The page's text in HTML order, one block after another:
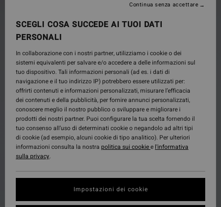
SCEGLI COSA SUCCEDE AI TUOI DATI
PERSONALI
In collaborazione con i nostri partner, utilizziamo i cookie o dei
sistemi equivalenti per salvare e/o accedere a delle informazioni sul
tuo dispositivo. Tali informazioni personali (ad es. i dati di
navigazione e il tuo indirizzo IP) potrebbero essere utilizzati per:
offrirti contenuti e informazioni personalizzati, misurare l’efficacia
dei contenuti e della pubblicità, per fornire annunci personalizzati,
conoscere meglio il nostro pubblico o sviluppare e migliorare i
prodotti dei nostri partner. Puoi configurare la tua scelta fornendo il
tuo consenso all’uso di determinati cookie o negandolo ad altri tipi
di cookie (ad esempio, alcuni cookie di tipo analitico). Per ulteriori
informazioni consulta la nostra politica sui cookiee l'informativa
sulla privacy.
Impostazioni dei cookie
Continua senza accettare